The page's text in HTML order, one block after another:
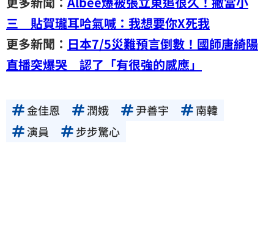
三 貼賀瓏耳哈氣喊：我想要你X死我
更多新聞： 日本7/5災難預言倒數！國師唐綺陽
直播突爆哭 認了「有很強的感應」
金佳恩 潤娥 尹善宇
南韓
演員
步步驚心